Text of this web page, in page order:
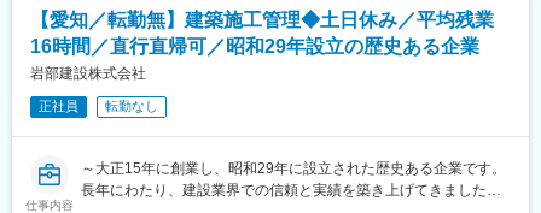
は増収増益。宇宙関連製品もロケット向け製品の出荷が増加して
います。
◆働き方について：
・残業20h以内
・有給消化日数平均：13.7日
・住宅手当や、社宅・寮制度あり（社内規定あり）
変更の範囲：会社の定める業務
や土木・建築施工管理技士などの資格取得を支援します。業務状
況により時間外勤務が発生することもありますが、仕事の進行状
況に応じて柔軟に対応しています。
献する仕事に携わることができます。社員の成長を重視し、資格
取得支援などのサポート体制が充実しています。また、キャリア
を目指すことができます。長期的に安心して働ける環境が整って
おり、福利厚生や手当も充実しています。
【愛知／転勤無】建築施工管理◆土日休み／平均残業
16時間／直行直帰可／昭和29年設立の歴史ある企業
岩部建設株式会社
正社員 転勤なし
仕事内容
～大正15年に創業し、昭和29年に設立された歴史ある企業です。
長年にわたり、建設業界での信頼と実績を築き上げてきました。